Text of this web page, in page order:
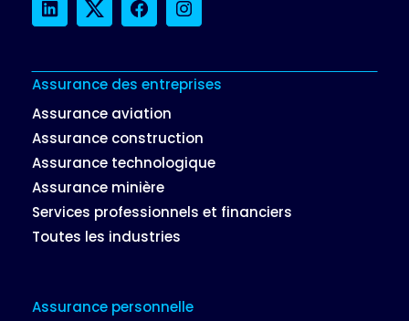
LinkedInTwitterFacebookInstagram
Assurance des entreprises
Assurance aviation
Assurance construction
Assurance technologique
Assurance minière
Services professionnels et financiers
Toutes les industries
Assurance personnelle